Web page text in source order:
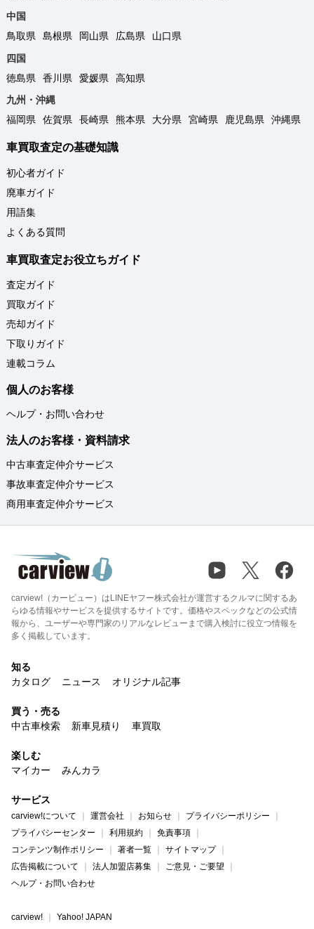
中国
鳥取県
島根県 岡山県 広島県
山口県
四国
徳島県
香川県 愛媛県
高知県
九州・沖縄
福岡県
佐賀県 長崎県 熊本県 大分県 宮崎県 鹿児島県 沖縄県
車買取査定の基礎知識
初心者ガイド
廃車ガイド
用語集
よくある質問
車買取査定お役立ちガイド
査定ガイド
買取ガイド
売却ガイド
下取りガイド
連載コラム
個人のお客様
ヘルプ・お問い合わせ
法人のお客様・資料請求
中古車査定仲介サービス
事故車査定仲介サービス
商用車査定仲介サービス
carview!（カービュー）はLINEヤフー株式会社が運営するクルマに関するあ
らゆる情報やサービスを提供するサイトです。価格やスペックなどの公式情
報から、ユーザーや専門家のリアルなレビューまで購入検討に役立つ情報を
多く掲載しています。
知る
カタログ
ニュース オリジナル記事
買う・売る
中古車検索
新車見積り 車買取
楽しむ
マイカー
みんカラ
サービス
carview!について 運営会社 お知らせ
プライバシーポリシー
プライバシーセンター
利用規約
免責事項
コンテンツ制作ポリシー
著者一覧
サイトマップ
広告掲載について
法人加盟店募集
ご意見・ご要望
ヘルプ・お問い合わせ
carview! Yahoo! JAPAN